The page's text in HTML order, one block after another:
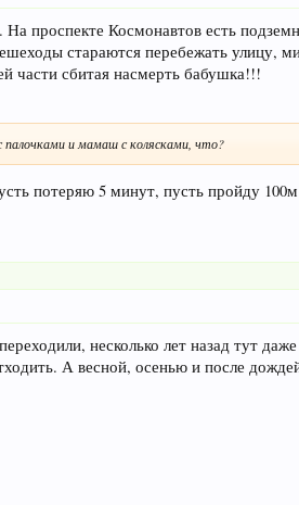
На проспекте Космонавтов есть
стараются перебежать улицу,
части сбитая насмерть бабушка!!!
палочками и мамаш с колясками, что?
потеряю 5 минут, пусть пройду
несколько лет назад тут
А весной, осенью и после